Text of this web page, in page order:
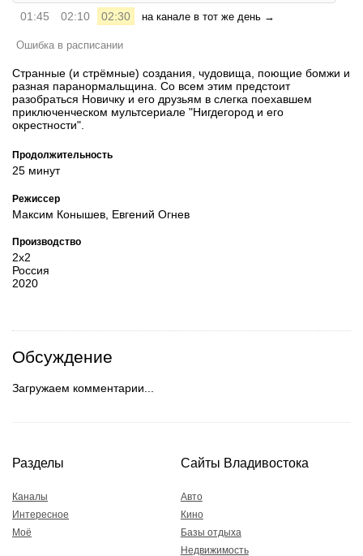
01:45 02:10 02:30 на канале в тот же день →
Ошибка в расписании
Странные (и стрёмные) создания, чудовища, поющие бомжи и
разная паранормальщина. Со всем этим предстоит
разобраться Новичку и его друзьям в слегка поехавшем
приключенческом мультсериале "Нигдегород и его
окрестности".
Продолжительность
25 минут
Режиссер
Максим Конышев, Евгений Огнев
Производство
2х2
Россия
2020
Обсуждение
Загружаем комментарии...
Разделы
Каналы
Интересное
Моё
Сайты Владивостока
Авто
Кино
Базы отдыха
Недвижимость